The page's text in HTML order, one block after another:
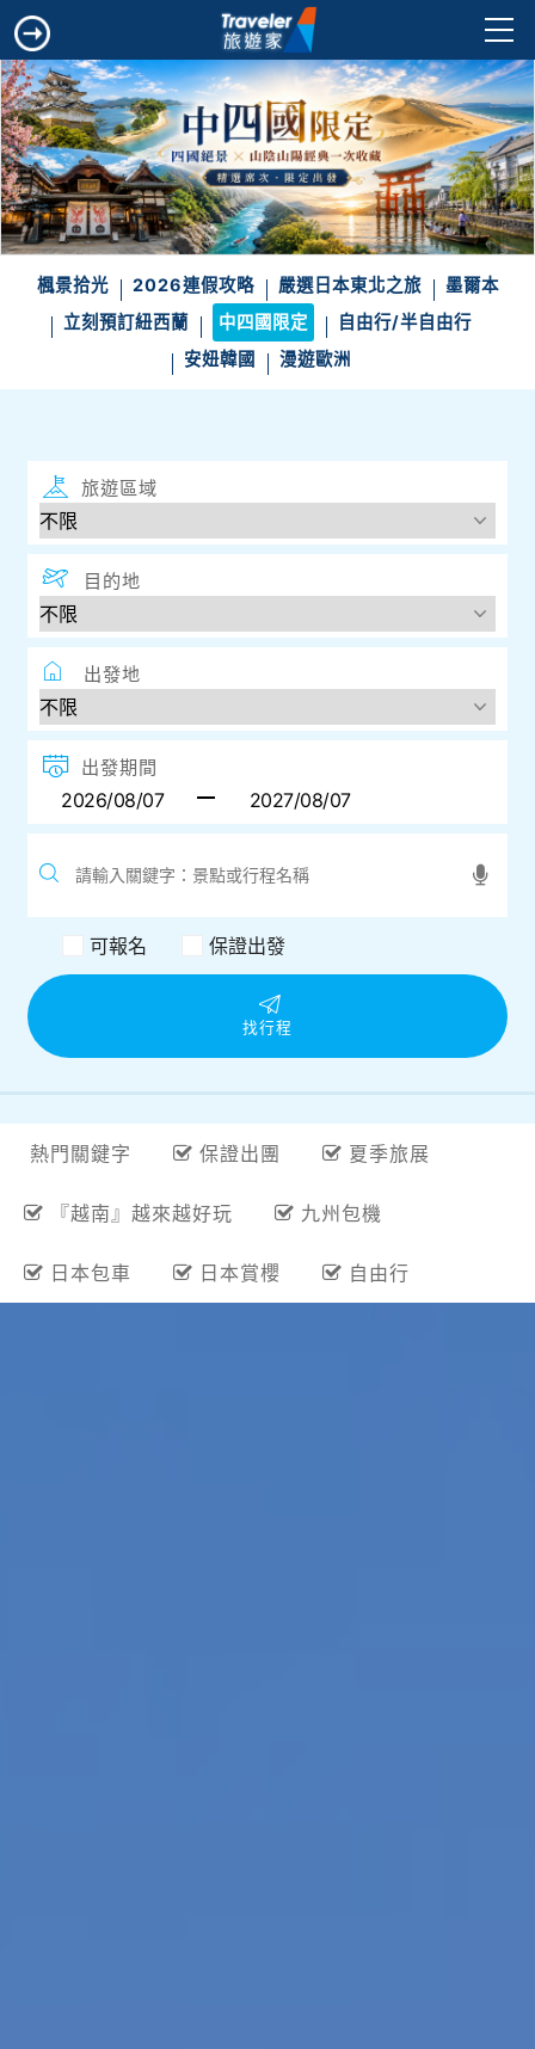
楓景拾光 2026連假攻略 嚴選日本東北之旅
墨爾本
立刻預訂紐西蘭
中四國限定
自由行/半自由行
安妞韓國
漫遊歐洲
旅遊區域
目的地
出發地
出發期間
可報名 保證出發
找行程
熱門關鍵字 保證出團 夏季旅展
『越南』越來越好玩 九州包機
日本包車 日本賞櫻 自由行